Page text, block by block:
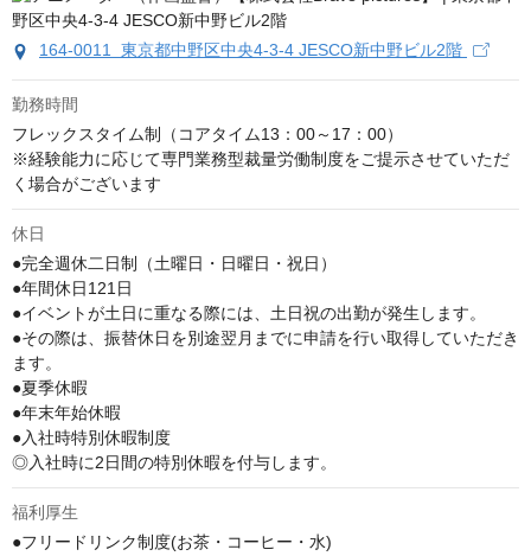
164-0011 東京都中野区中央4-3-4 JESCO新中野ビル2階
勤務時間
フレックスタイム制（コアタイム13：00～17：00）
※経験能力に応じて専門業務型裁量労働制度をご提示させていただ
く場合がございます
休日
●完全週休二日制（土曜日・日曜日・祝日）
●年間休日121日
●イベントが土日に重なる際には、土日祝の出勤が発生します。
●その際は、振替休日を別途翌月までに申請を行い取得していただき
ます。
●夏季休暇
●年末年始休暇
●入社時特別休暇制度
◎入社時に2日間の特別休暇を付与します。
福利厚生
●フリードリンク制度(お茶・コーヒー・水)